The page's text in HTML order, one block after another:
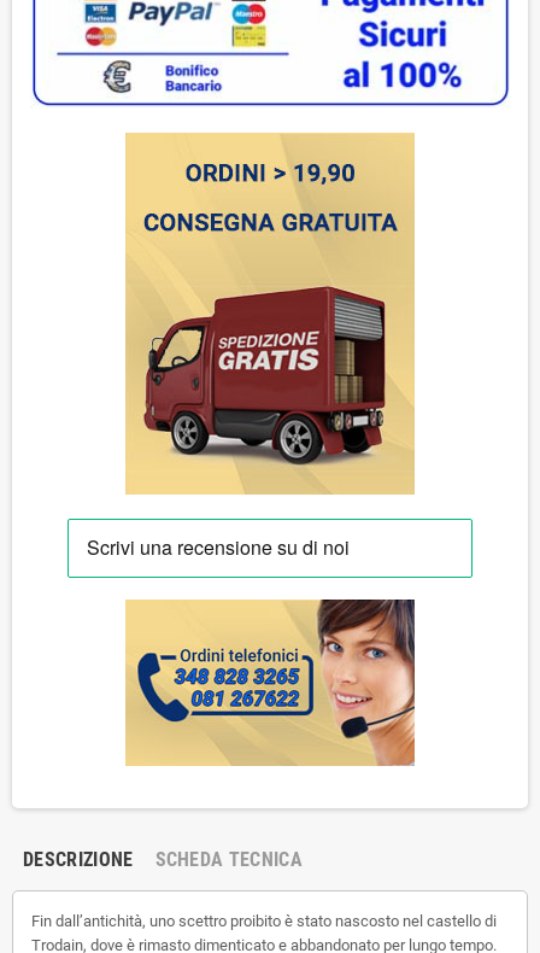
DESCRIZIONE SCHEDA TECNICA
Fin dall’antichità, uno scettro proibito è stato nascosto nel castello di
Trodain, dove è rimasto dimenticato e abbandonato per lungo tempo.